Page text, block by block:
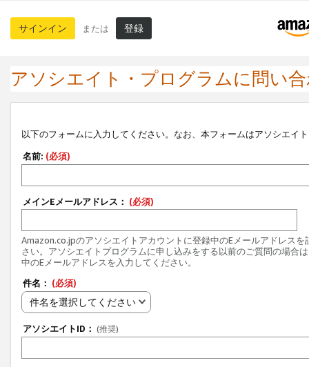
サインイン または 登録
アソシエイト・プログラムに問い
以下のフォームに入力してください。なお、本フォームはアソシエイ
名前: (必須)
メインEメールアドレス： (必須)
Amazon.co.jpのアソシエイトアカウントに登録中のEメールアドレスを
さい。アソシエイトプログラムに申し込みをする以前のご質問の場合
中のEメールアドレスを入力してください。
件名： (必須)
件名を選択してください
アソシエイトID： (推奨)